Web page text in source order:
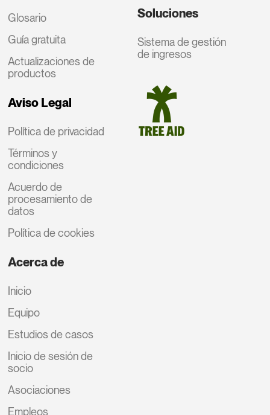
Glosario
Guía gratuita
Actualizaciones de
productos
Aviso Legal
Política de privacidad
Términos y
condiciones
Acuerdo de
procesamiento de
datos
Política de cookies
Soluciones
Sistema de gestión
de ingresos
Acerca de
Inicio
Equipo
Estudios de casos
Inicio de sesión de
socio
Asociaciones
Empleos